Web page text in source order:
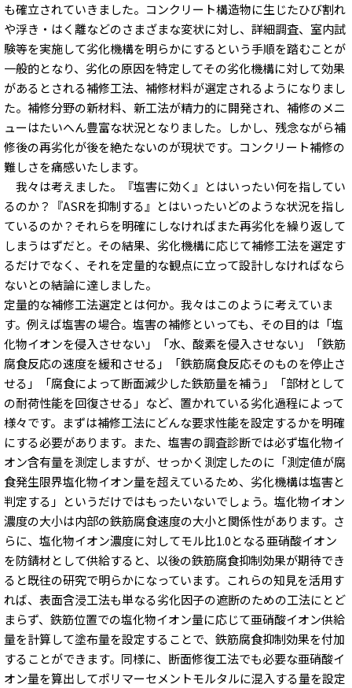
も確立されていきました。コンクリート構造物に生じたひび割れ
や浮き・はく離などのさまざまな変状に対し、詳細調査、室内試
験等を実施して劣化機構を明らかにするという手順を踏むことが
一般的となり、劣化の原因を特定してその劣化機構に対して効果
があるとされる補修工法、補修材料が選定されるようになりまし
た。補修分野の新材料、新工法が精力的に開発され、補修のメニ
ューはたいへん豊富な状況となりました。しかし、残念ながら補
修後の再劣化が後を絶たないのが現状です。コンクリート補修の
難しさを痛感いたします。
我々は考えました。『塩害に効く』とはいったい何を指してい
るのか？『ASRを抑制する』とはいったいどのような状況を指し
ているのか？それらを明確にしなければまた再劣化を繰り返して
しまうはずだと。その結果、劣化機構に応じて補修工法を選定す
るだけでなく、それを定量的な観点に立って設計しなければなら
ないとの結論に達しました。
定量的な補修工法選定とは何か。我々はこのように考えていま
す。例えば塩害の場合。塩害の補修といっても、その目的は「塩
化物イオンを侵入させない」「水、酸素を侵入させない」「鉄筋
腐食反応の速度を緩和させる」「鉄筋腐食反応そのものを停止さ
せる」「腐食によって断面減少した鉄筋量を補う」「部材として
の耐荷性能を回復させる」など、置かれている劣化過程によって
様々です。まずは補修工法にどんな要求性能を設定するかを明確
にする必要があります。また、塩害の調査診断では必ず塩化物イ
オン含有量を測定しますが、せっかく測定したのに「測定値が腐
食発生限界塩化物イオン量を超えているため、劣化機構は塩害と
判定する」というだけではもったいないでしょう。塩化物イオン
濃度の大小は内部の鉄筋腐食速度の大小と関係性があります。さ
らに、塩化物イオン濃度に対してモル比1.0となる亜硝酸イオン
を防錆材として供給すると、以後の鉄筋腐食抑制効果が期待でき
ると既往の研究で明らかになっています。これらの知見を活用す
れば、表面含浸工法も単なる劣化因子の遮断のための工法にとど
まらず、鉄筋位置での塩化物イオン量に応じて亜硝酸イオン供給
量を計算して塗布量を設定することで、鉄筋腐食抑制効果を付加
することができます。同様に、断面修復工法でも必要な亜硝酸イ
オン量を算出してポリマーセメントモルタルに混入する量を設定